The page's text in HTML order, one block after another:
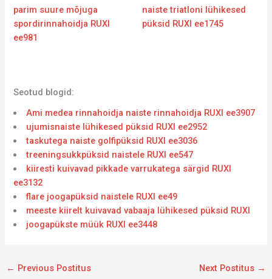
parim suure mõjuga
spordirinnahoidja RUXI
ee981
naiste triatloni lühikesed
püksid RUXI ee1745
Seotud blogid:
Ami medea rinnahoidja naiste rinnahoidja RUXI ee3907
ujumisnaiste lühikesed püksid RUXI ee2952
taskutega naiste golfipüksid RUXI ee3036
treeningsukkpüksid naistele RUXI ee547
kiiresti kuivavad pikkade varrukatega särgid RUXI
ee3132
flare joogapüksid naistele RUXI ee49
meeste kiirelt kuivavad vabaaja lühikesed püksid RUXI
joogapükste müük RUXI ee3448
← Previous Postitus Next Postitus →